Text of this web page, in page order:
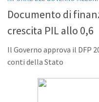
Documento di
crescita PIL allo 0,6
Il Governo approva il DFP
conti della Stato